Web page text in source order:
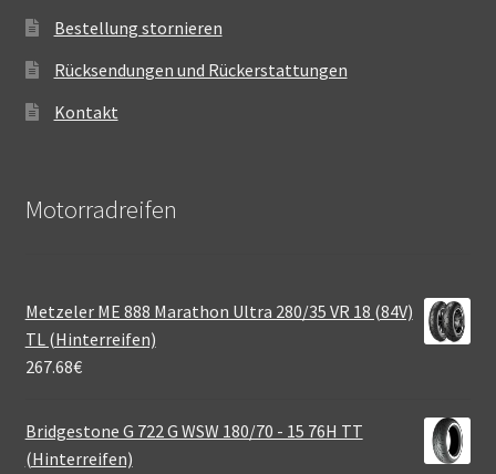
Bestellung stornieren
Rücksendungen und Rückerstattungen
Kontakt
Motorradreifen
Metzeler ME 888 Marathon Ultra 280/35 VR 18 (84V)
TL (Hinterreifen)
267.68€
Bridgestone G 722 G WSW 180/70 - 15 76H TT
(Hinterreifen)